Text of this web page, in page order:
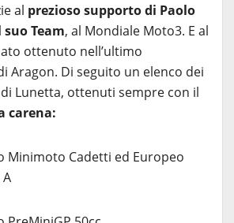
al prezioso supporto di Paolo
Team, al Mondiale Moto3. E al
ottenuto nell’ultimo
Aragon. Di seguito un elenco dei
Lunetta, ottenuti sempre con il
carena:
Minimoto Cadetti ed Europeo